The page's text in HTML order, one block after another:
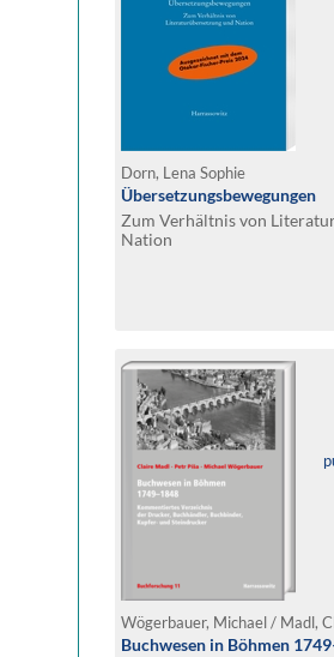
Dorn, Lena Sophie
Übersetzungsbewegungen
Zum Verhältnis von
Nation
Wögerbauer, Michael / Madl,
Buchwesen in Böhmen